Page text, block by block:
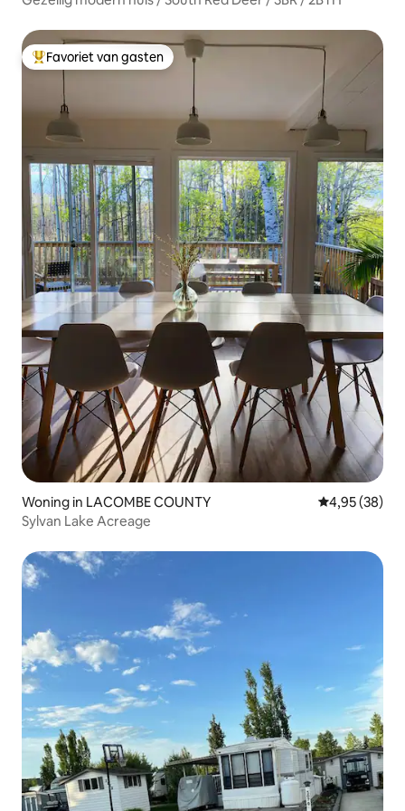
Topfavoriet van gasten
Favoriet van gasten
Woning in LACOMBE COUNTY Gemiddelde
4,95 (38)
Sylvan Lake Acreage